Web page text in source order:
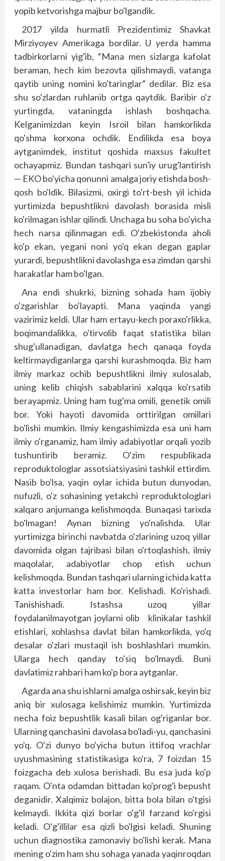
yopib ketvorishga majbur bo'lgandik.
2017 yilda hurmatli Prezidentimiz Shavkat
Mirziyoyev Amerikaga bordilar. U yerda hamma
tadbirkorlarni yig'ib, “Mana men sizlarga kafolat
beraman, hech kim bezovta qilishmaydi, vatanga
qaytib uning nomini ko'taringlar” dedilar. Biz esa
shu so'zlardan ruhlanib ortga qaytdik. Baribir o'z
yurtingda, vataningda ishlash boshqacha.
Kelganimizdan keyin Isroil bilan hamkorlikda
qo'shma korxona ochdik. Endilikda esa boya
aytganimdek, institut qoshida maxsus fakultet
ochayapmiz. Bundan tashqari sun'iy urug'lantirish
— EKO bo'yicha qonunni amalga joriy etishda bosh-
qosh bo'ldik. Bilasizmi, oxirgi to'rt-besh yil ichida
yurtimizda bepushtlikni davolash borasida misli
ko'rilmagan ishlar qilindi. Unchaga bu soha bo'yicha
hech narsa qilinmagan edi. O'zbekistonda aholi
ko'p ekan, yegani noni yo'q ekan degan gaplar
yurardi, bepushtlikni davolashga esa zimdan qarshi
harakatlar ham bo'lgan.
Ana endi shukrki, bizning sohada ham ijobiy
o'zgarishlar bo'layapti. Mana yaqinda yangi
vazirimiz keldi. Ular ham ertayu-kech poraxo'rlikka,
boqimandalikka, o'tirvolib faqat statistika bilan
shug'ullanadigan, davlatga hech qanaqa foyda
keltirmaydiganlarga qarshi kurashmoqda. Biz ham
ilmiy markaz ochib bepushtlikni ilmiy xulosalab,
uning kelib chiqish sabablarini xalqqa ko'rsatib
berayapmiz. Uning ham tug'ma omili, genetik omili
bor. Yoki hayoti davomida orttirilgan omillari
bo'lishi mumkin. Ilmiy kengashimizda esa uni ham
ilmiy o'rganamiz, ham ilmiy adabiyotlar orqali yozib
tushuntirib beramiz. O'zim respublikada
reproduktologlar assotsiatsiyasini tashkil ettirdim.
Nasib bo'lsa, yaqin oylar ichida butun dunyodan,
nufuzli, o'z sohasining yetakchi reproduktologlari
xalqaro anjumanga kelishmoqda. Bunaqasi tarixda
bo'lmagan! Aynan bizning yo'nalishda. Ular
yurtimizga birinchi navbatda o'zlarining uzoq yillar
davomida olgan tajribasi bilan o'rtoqlashish, ilmiy
maqolalar, adabiyotlar chop etish uchun
kelishmoqda. Bundan tashqari ularning ichida katta
katta investorlar ham bor. Kelishadi. Ko'rishadi.
Tanishishadi. Istashsa uzoq yillar
foydalanilmayotgan joylarni olib klinikalar tashkil
etishlari, xohlashsa davlat bilan hamkorlikda, yo'q
desalar o'zlari mustaqil ish boshlashlari mumkin.
Ularga hech qanday to'siq bo'lmaydi. Buni
davlatimiz rahbari ham ko'p bora aytganlar.
Agarda ana shu ishlarni amalga oshirsak, keyin biz
aniq bir xulosaga kelishimiz mumkin. Yurtimizda
necha foiz bepushtlik kasali bilan og'riganlar bor.
Ularning qanchasini davolasa bo'ladi-yu, qanchasini
yo'q. O'zi dunyo bo'yicha butun ittifoq vrachlar
uyushmasining statistikasiga ko'ra, 7 foizdan 15
foizgacha deb xulosa berishadi. Bu esa juda ko'p
raqam. O'nta odamdan bittadan ko'prog'i bepusht
deganidir. Xalqimiz bolajon, bitta bola bilan o'tgisi
kelmaydi. Ikkita qizi borlar o'g'il farzand ko'rgisi
keladi. O'g'illilar esa qizli bo'lgisi keladi. Shuning
uchun diagnostika zamonaviy bo'lishi kerak. Mana
mening o'zim ham shu sohaga yanada yaqinroqdan